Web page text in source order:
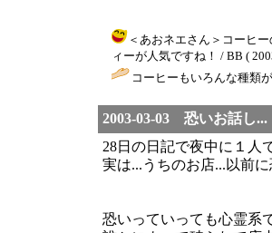
＜あおネエさん＞コーヒ
ィーが人気ですね！ / BB (
コーヒーもいろんな種類
2003-03-03 恐いお話し...
28日の日記で夜中に１人
実は...うちのお店...以前
恐いっていっても心霊系